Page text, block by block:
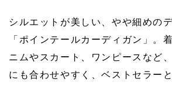
シルエットが美しい、やや細めの
「ポインテールカーディガン」。
ニムやスカート、ワンピースなど
にも合わせやすく、ベストセラー